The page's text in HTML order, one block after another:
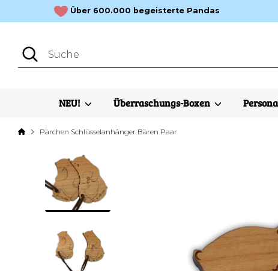
zum
Über 600.000 begeisterte Pandas
Suchen
Suche
NEU! Überraschungs-Boxen
Pärchen Schlüsselanhänger Bären Paar